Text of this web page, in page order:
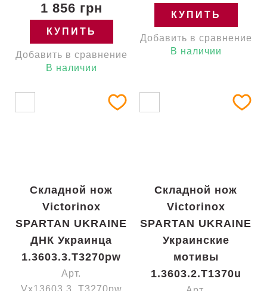
1 856 грн
КУПИТЬ
Добавить в сравнение
В наличии
КУПИТЬ
Добавить в сравнение
В наличии
Складной нож
Victorinox
SPARTAN UKRAINE
ДНК Украинца
1.3603.3.T3270pw
Арт.
Vx13603.3_T3270pw
Складной нож
Victorinox
SPARTAN UKRAINE
Украинские
мотивы
1.3603.2.T1370u